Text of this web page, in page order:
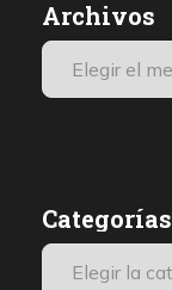
Archivos
Categorías